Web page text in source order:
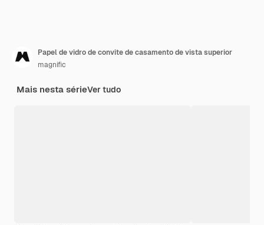
Papel de vidro de convite de casamento de vista superior
magnific
Mais nesta sérieVer tudo